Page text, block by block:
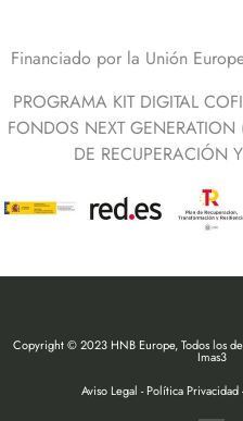
Financiado por la Unión
PROGRAMA KIT DIGITAL
FONDOS NEXT
DE RECUPERACIÓN
Copyright © 2023 HNB Europe, Todos los
Imas3
Aviso Legal -Política Privacidad